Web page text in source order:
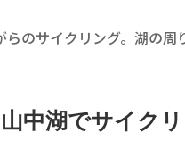
のサイクリング。湖の
中湖でサイク